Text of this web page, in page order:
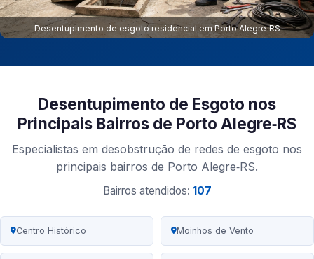
Desentupimento de esgoto residencial em Porto Alegre‑RS
Desentupimento de Esgoto nos
Principais Bairros de Porto Alegre‑RS
Especialistas em desobstrução de redes de esgoto nos
principais bairros de Porto Alegre‑RS.
Bairros atendidos: 107
Centro Histórico Moinhos de Vento